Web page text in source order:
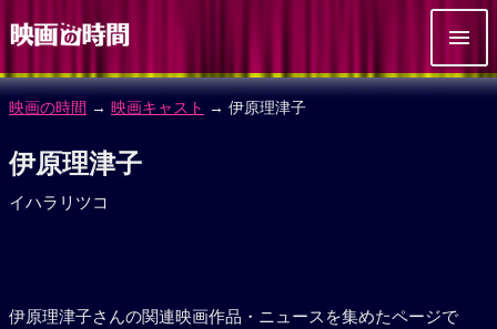
映画の時間 → 映画キャスト → 伊原理津子
伊原理津子
イハラリツコ
伊原理津子さんの関連映画作品・ニュースを集めたページで